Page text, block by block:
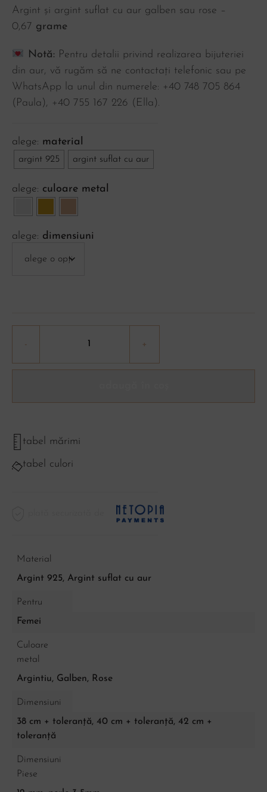
Argint și argint suflat cu aur galben sau rose –
0,67 grame
Notă: Pentru detalii privind realizarea bijuteriei
din aur, vă rugăm să ne contactați telefonic sau pe
WhatsApp la unul din numerele: +40 748 705 864
(Paula), ‪+40 755 167 226‬ (Ella).
material
argint 925 argint suflat cu aur
culoare metal
dimensiuni
tabel mărimi
tabel culori
Material
Argint 925, Argint suflat cu aur
Pentru
Femei
Culoare
metal
Argintiu, Galben, Rose
Dimensiuni
38 cm + toleranță, 40 cm + toleranță, 42 cm +
toleranță
Dimensiuni
Piese